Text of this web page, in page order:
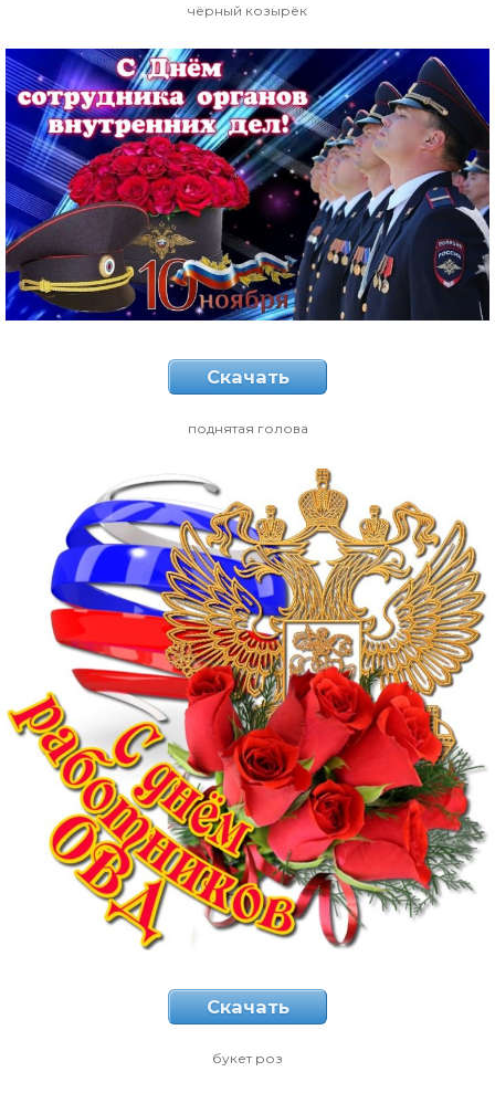
чёрный козырёк
Скачать
поднятая голова
Скачать
букет роз